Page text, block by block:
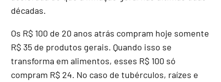
décadas.
Os R$ 100 de 20 anos atrás compram hoje somente
R$ 35 de produtos gerais. Quando isso se
transforma em alimentos, esses R$ 100 só
compram R$ 24. No caso de tubérculos, raízes e